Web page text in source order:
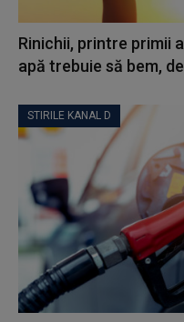
Rinichii, printre primii
apă trebuie să bem,
STIRILE KANAL D